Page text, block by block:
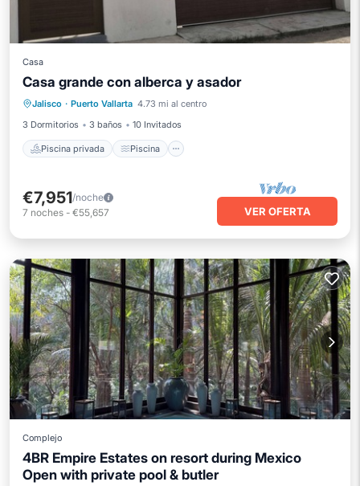
Casa
Casa grande con alberca y asador
Jalisco · Puerto Vallarta 4.73 mi al centro
3 Dormitorios
3 baños 10 Invitados
Piscina privada Piscina
Piscina privada
Piscina
Balcón/Terraza
Cocina
€7,951/noche
7 noches - €55,657 VER OFERTA
Complejo
4BR Empire Estates on resort during Mexico
Open with private pool & butler
Aire acondicionado
Internet